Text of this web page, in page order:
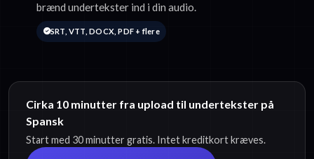
brænd undertekster ind i din audio.
SRT, VTT, DOCX, PDF + flere
Cirka 10 minutter fra upload til undertekster på
Spansk
Start med 30 minutter gratis. Intet kreditkort kræves.